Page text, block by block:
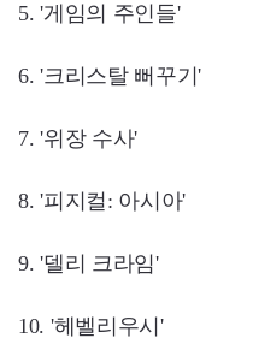
5. '게임의 주인들'
6. '크리스탈 뻐꾸기'
7. '위장 수사'
8. '피지컬: 아시아'
9. '델리 크라임'
10. '헤벨리우시'